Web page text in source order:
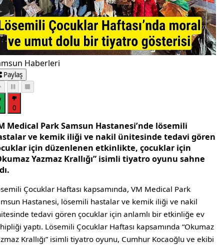
Haberleri
Paylaş
0
Medical Park Samsun Hastanesi’nde lösemili
ve kemik iliği ve nakil ünitesinde tedavi gören
için düzenlenen etkinlikte, çocuklar için
Yazmaz Krallığı” isimli tiyatro oyunu sahne
Çocuklar Haftası kapsamında, VM Medical Park
Hastanesi, lösemili hastalar ve kemik iliği ve nakil
tedavi gören çocuklar için anlamlı bir etkinliğe ev
yaptı. Lösemili Çocuklar Haftası kapsamında “Okumaz
Krallığı” isimli tiyatro oyunu, Cumhur Kocaoğlu ve ekibi